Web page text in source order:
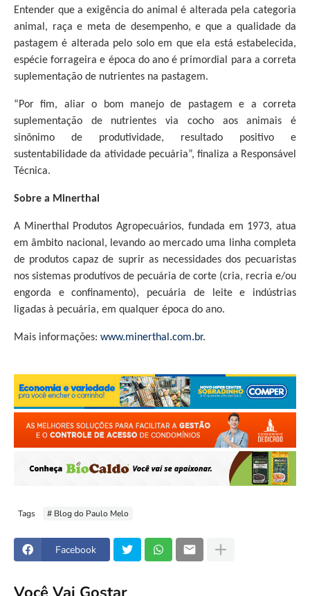
Entender que a exigência do animal é alterada pela categoria
animal, raça e meta de desempenho, e que a qualidade da
pastagem é alterada pelo solo em que ela está estabelecida,
espécie forrageira e época do ano é primordial para a correta
suplementação de nutrientes na pastagem.
“Por fim, aliar o bom manejo de pastagem e a correta
suplementação de nutrientes via cocho aos animais é
sinônimo de produtividade, resultado positivo e
sustentabilidade da atividade pecuária”, finaliza a Responsável
Técnica.
Sobre a Minerthal
A Minerthal Produtos Agropecuários, fundada em 1973, atua
em âmbito nacional, levando ao mercado uma linha completa
de produtos capaz de suprir as necessidades dos pecuaristas
nos sistemas produtivos de pecuária de corte (cria, recria e/ou
engorda e confinamento), pecuária de leite e indústrias
ligadas à pecuária, em qualquer época do ano.
Mais informações: www.minerthal.com.br.
Tags # Blog do Paulo Melo
Facebook